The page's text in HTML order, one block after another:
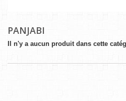
PANJABI
Il n'y a aucun produit dans cette